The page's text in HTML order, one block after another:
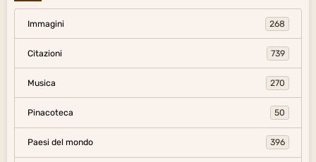
Immagini 268
Citazioni 739
Musica 270
Pinacoteca 50
Paesi del mondo 396